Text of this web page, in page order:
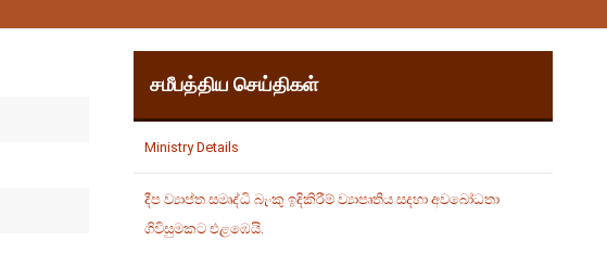
சமீபத்திய செய்திகள்
Ministry Details
දීප ව්‍යාප්ත සමෘද්ධි බැංකු ඉදිකිරීම් ව්‍යාපෘතිය සදහා අවබෝධතා
ගිවිසුමකට එළඹෙයි.